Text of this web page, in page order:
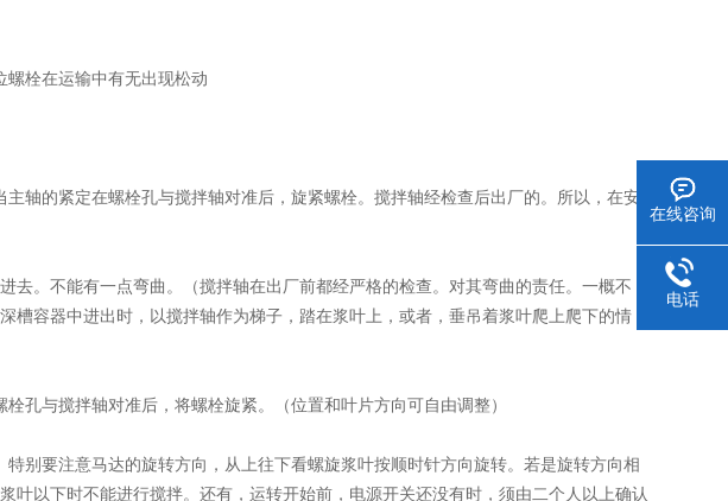
栓在运输中有无出现松动
的紧定在螺栓孔与搅拌轴对准后，旋紧螺栓。搅拌轴经检查后出厂的。所以，在安
。不能有一点弯曲。（搅拌轴在出厂前都经严格的检查。对其弯曲的责任。一概不
槽容器中进出时，以搅拌轴作为梯子，踏在浆叶上，或者，垂吊着浆叶爬上爬下的情
与搅拌轴对准后，将螺栓旋紧。（位置和叶片方向可自由调整）
要注意马达的旋转方向，从上往下看螺旋浆叶按顺时针方向旋转。若是旋转方向相
叶以下时不能进行搅拌。还有，运转开始前，电源开关还没有时，须由二个人以上确认
在线咨询
电话